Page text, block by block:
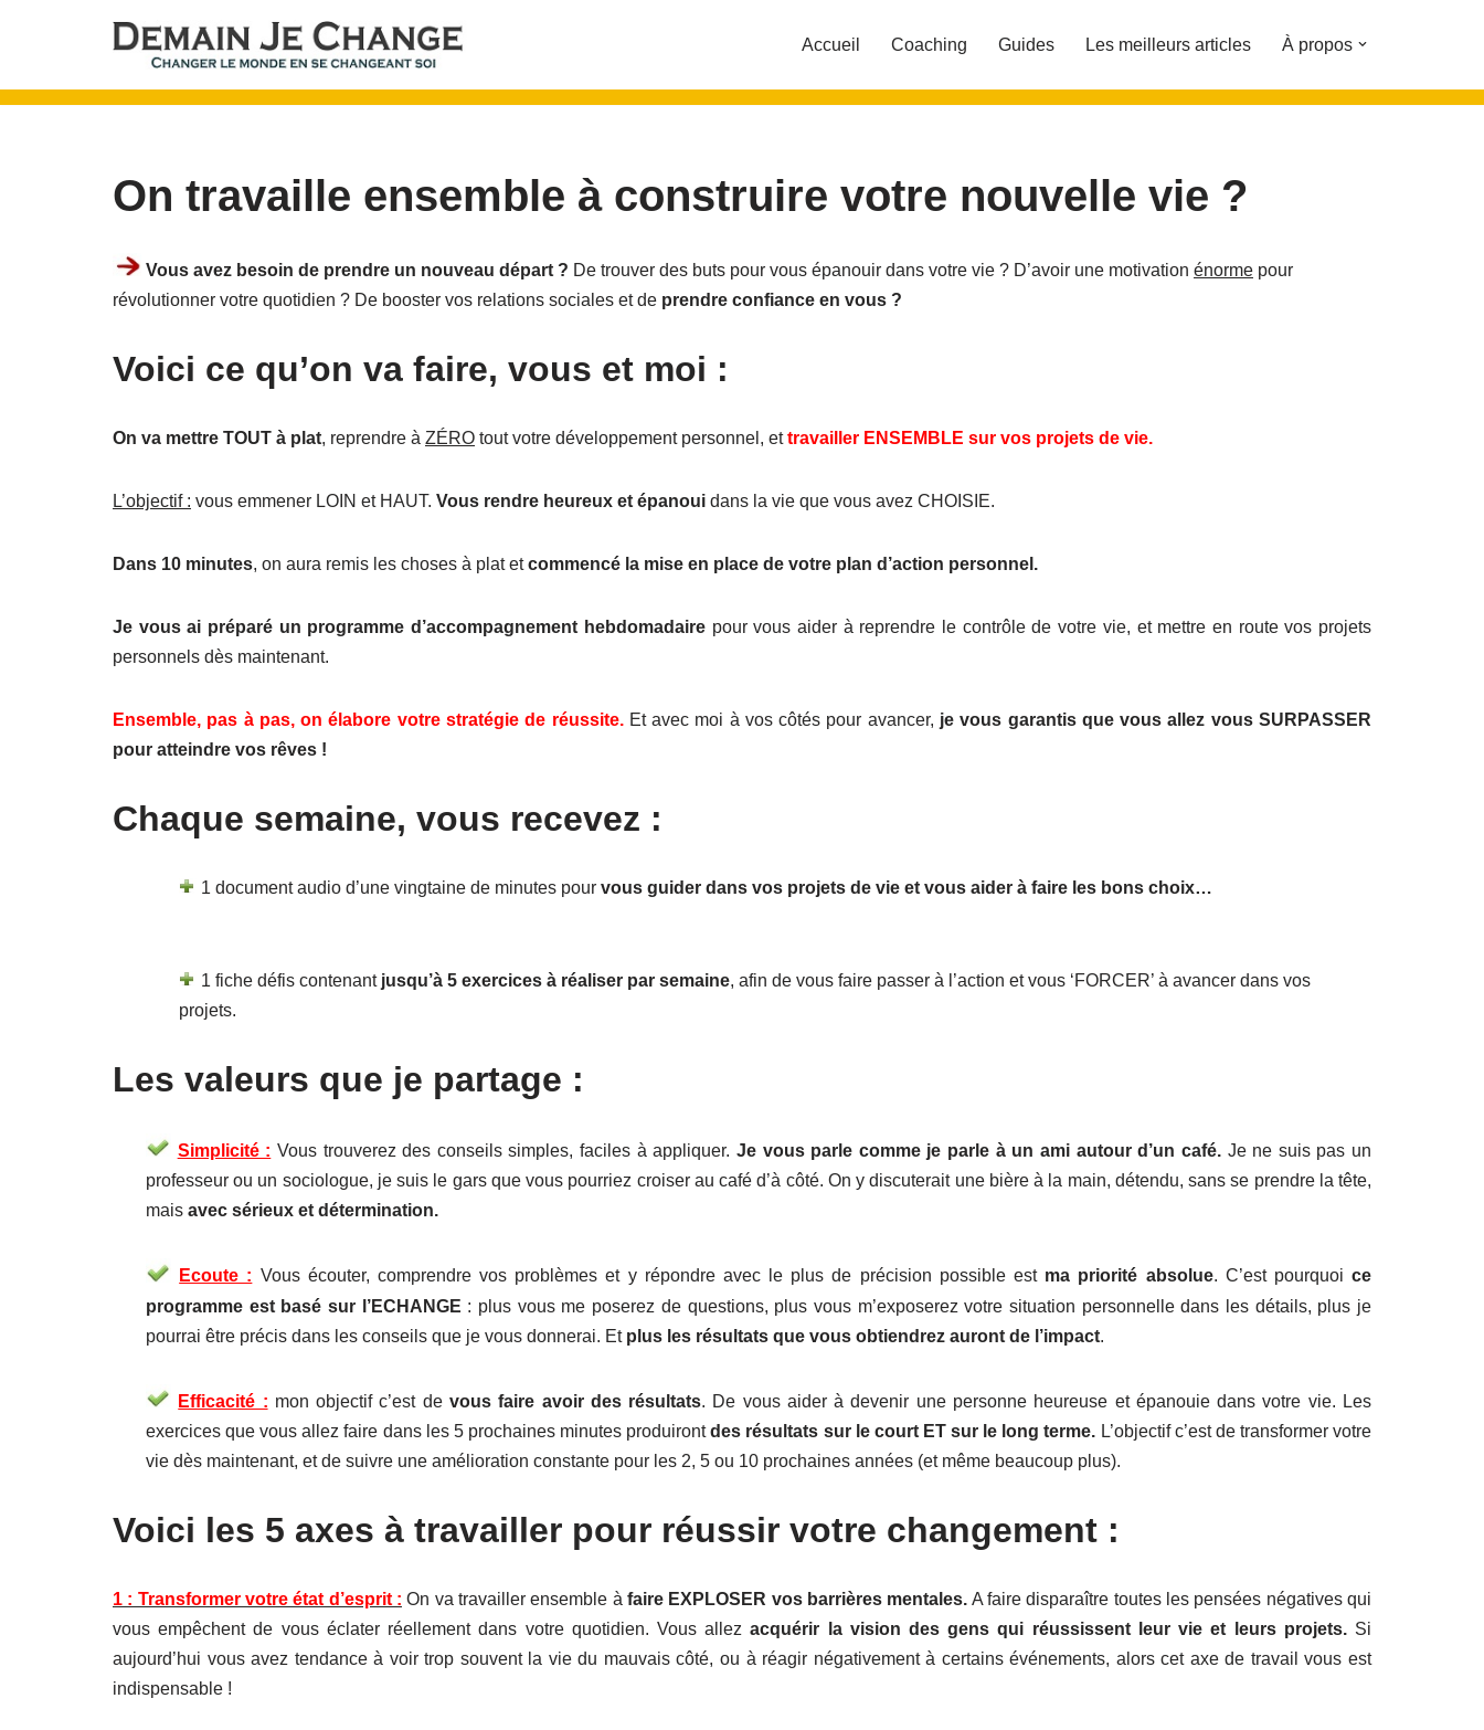
au
Accueil Coaching Guides Les meilleurs articles À propos
On travaille ensemble à construire votre nouvelle vie ?
Vous avez besoin de prendre un nouveau départ ? De trouver des buts pour vous épanouir dans votre vie ? D’avoir une motivation énorme pour
révolutionner votre quotidien ? De booster vos relations sociales et de prendre confiance en vous ?
Voici ce qu’on va faire, vous et moi :
On va mettre TOUT à plat, reprendre à ZÉRO tout votre développement personnel, ettravailler ENSEMBLE sur vos projets de vie.
L’objectif : vous emmener LOIN et HAUT. Vous rendre heureux et épanoui dans la vie que vous avez CHOISIE.
Dans 10 minutes, on aura remis les choses à plat etcommencé la mise en place de votre plan d’action personnel.
Je vous ai préparé un programme d’accompagnement hebdomadairepour vous aider à reprendre le contrôle de votre vie, et mettre en route vos projets
personnels dès maintenant.
Ensemble, pas à pas, on élabore votre stratégie de réussite.Et avec moi à vos côtés pour avancer, je vous garantis que vous allez vous SURPASSER
pour atteindre vos rêves !
Chaque semaine, vous recevez :
1 document audio d’une vingtaine de minutes pour vous guider dans vos projets de vie et vous aider à faire les bons choix…
1 fiche défis contenant jusqu’à 5 exercices à réaliser par semaine, afin de vous faire passer à l’action et vous ‘FORCER’ à avancer dans vos
projets.
Les valeurs que je partage :
Simplicité : Vous trouverez des conseils simples, faciles à appliquer. Je vous parle comme je parle à un ami autour d’un café.Je ne suis pas un
professeur ou un sociologue, je suis le gars que vous pourriez croiser au café d’à côté. On y discuterait une bière à la main, détendu, sans se prendre la tête,
mais avec sérieux et détermination.
Ecoute : Vous écouter, comprendre vos problèmes et y répondre avec le plus de précision possible est ma priorité absolue. C’est pourquoice
programme est basé sur l’ECHANGE : plus vous me poserez de questions, plus vous m’exposerez votre situation personnelle dans les détails, plus je
pourrai être précis dans les conseils que je vous donnerai. Et plus les résultats que vous obtiendrez auront de l’impact.
Efficacité : mon objectif c’est de vous faire avoir des résultats. De vous aider à devenir une personne heureuse et épanouie dans votre vie. Les
exercices que vous allez faire dans les 5 prochaines minutes produirontdes résultats sur le court ET sur le long terme. L’objectif c’est de transformer votre
vie dès maintenant, et de suivre une amélioration constante pour les 2, 5 ou 10 prochaines années (et même beaucoup plus).
Voici les 5 axes à travailler pour réussir votre changement :
1 : Transformer votre état d’esprit : On va travailler ensemble àfaire EXPLOSER vos barrières mentales. A faire disparaître toutes les pensées négatives qui
vous empêchent de vous éclater réellement dans votre quotidien. Vous allezacquérir la vision des gens qui réussissent leur vie et leurs projets.Si
aujourd’hui vous avez tendance à voir trop souvent la vie du mauvais côté, ou à réagir négativement à certains événements, alors cet axe de travail vous est
indispensable !